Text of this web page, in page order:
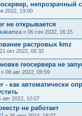
непрозрачный
2022, 19:00
не открывается
» 06 сен 2022, 16:15
растровых kmz
окт 2022, 06:32
геосервера не
» 08 авг 2022, 09:59
- как автоматически
авг 2022, 10:07
не работает